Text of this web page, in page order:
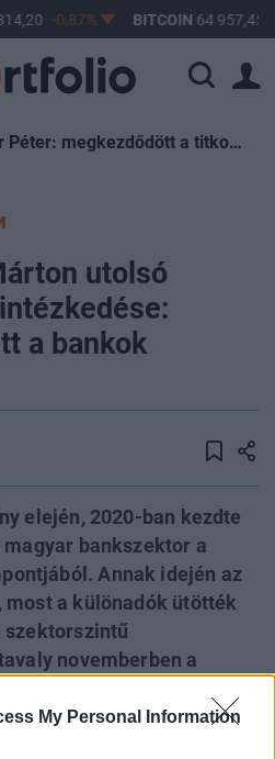
My Personal Information
-0,87% BITCOIN 64 957,45
Üzent Magyar Péter: megkezdődött a titkos szavazás a leendő köztársasági elnökről
utolsó
a bankok
elején, 2020-ban kezdte
bankszektor a
Annak idején az
a különadók ütötték
szektorszintű
novemberben a
milliárd forintos nem